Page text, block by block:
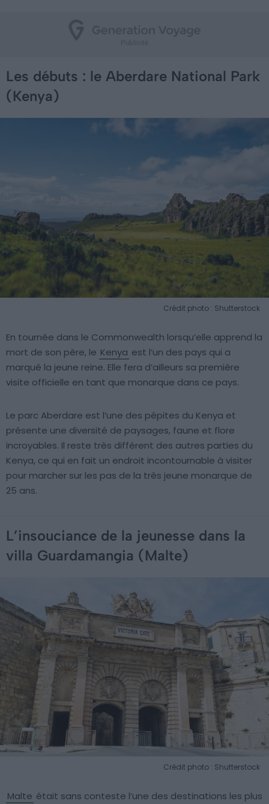
Les débuts : le Aberdare National Park
(Kenya)
Crédit photo : Shutterstock
En tournée dans le Commonwealth lorsqu’elle apprend la
mort de son père, le Kenya est l’un des pays qui a
marqué la jeune reine. Elle fera d’ailleurs sa première
visite officielle en tant que monarque dans ce pays.
Le parc Aberdare est l’une des pépites du Kenya et
présente une diversité de paysages, faune et flore
incroyables. Il reste très différent des autres parties du
Kenya, ce qui en fait un endroit incontournable à visiter
pour marcher sur les pas de la très jeune monarque de
25 ans.
L’insouciance de la jeunesse dans la
villa Guardamangia (Malte)
Crédit photo : Shutterstock
Malte était sans conteste l’une des destinations les plus